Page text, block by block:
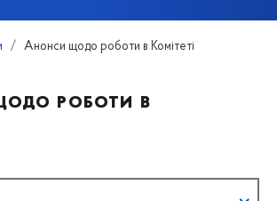
Анонси щодо роботи в Комітеті
роботи в